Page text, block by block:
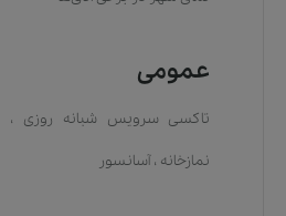
عمومی
تاکسی سرویس شبانه روزی ،
نمازخانه ، آسانسور